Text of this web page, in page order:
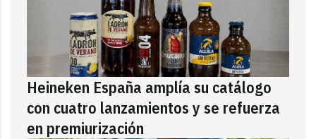
Heineken España amplía su catálogo
con cuatro lanzamientos y se refuerza
en premiurización